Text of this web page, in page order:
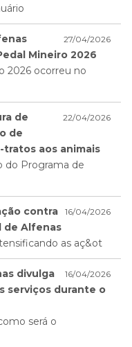
27/04/2026
Mineiro 2026
2026 ocorreu no
22/04/2026
de
de
aos animais
do Programa de
16/04/2026
contra
de Alfenas
as aç&ot
16/04/2026
divulga
serviços durante o
será o